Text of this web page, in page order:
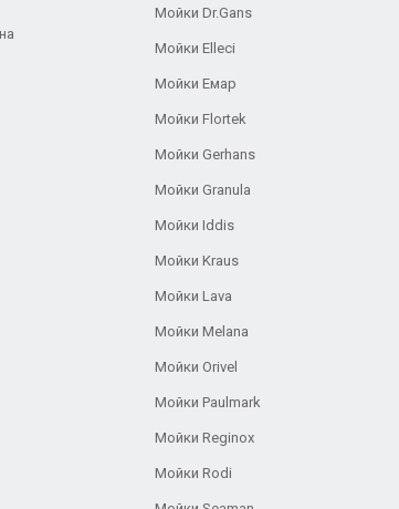
Мойки Dr.Gans
Мойки Elleci
Мойки Емар
Мойки Flortek
Мойки Gerhans
Мойки Granula
Мойки Iddis
Мойки Kraus
Мойки Lava
Мойки Melana
Мойки Orivel
Мойки Paulmark
Мойки Reginox
Мойки Rodi